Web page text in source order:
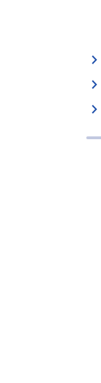
keyboard_arrow_right
keyboard_arrow_right
keyboard_arrow_right